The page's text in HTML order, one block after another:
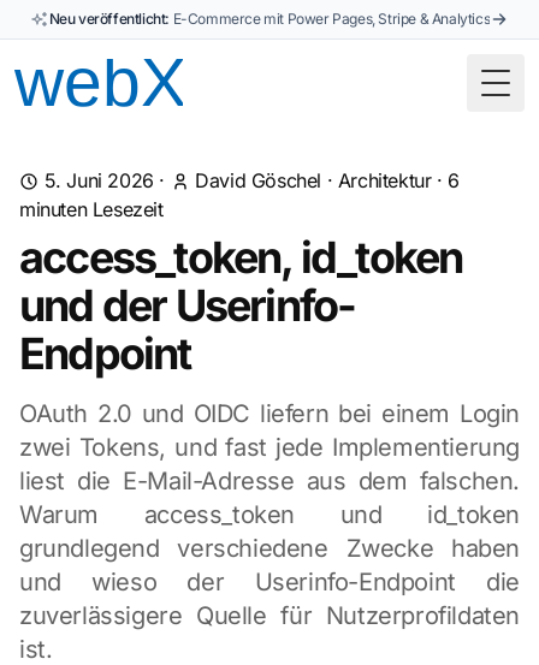
Neu veröffentlicht: E-Commerce mit Power Pages, Stripe & Analytics
5. Juni 2026 · David Göschel · Architektur· 6
minuten Lesezeit
access_token, id_token
und der Userinfo-
Endpoint
OAuth 2.0 und OIDC liefern bei einem Login
zwei Tokens, und fast jede Implementierung
liest die E-Mail-Adresse aus dem falschen.
Warum access_token und id_token
grundlegend verschiedene Zwecke haben
und wieso der Userinfo-Endpoint die
zuverlässigere Quelle für Nutzerprofildaten
ist.